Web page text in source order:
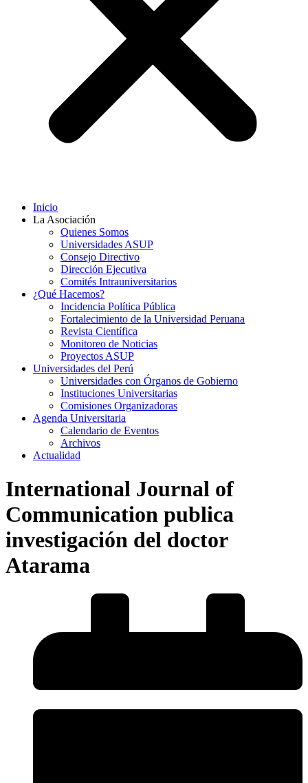
Inicio
La Asociación
Quienes Somos
Universidades ASUP
Consejo Directivo
Dirección Ejecutiva
Comités Intrauniversitarios
¿Qué Hacemos?
Incidencia Política Pública
Fortalecimiento de la Universidad Peruana
Revista Científica
Monitoreo de Noticias
Proyectos ASUP
Universidades del Perú
Universidades con Órganos de Gobierno
Instituciones Universitarias
Comisiones Organizadoras
Agenda Universitaria
Calendario de Eventos
Archivos
Actualidad
International Journal of
Communication publica
investigación del doctor
Atarama